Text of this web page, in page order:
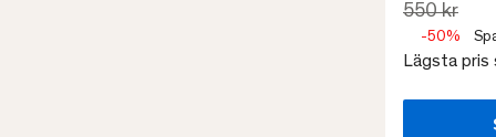
550 kr
-50%
Lägsta pris